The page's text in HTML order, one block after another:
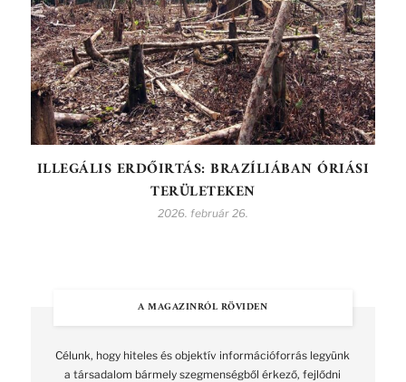
ILLEGÁLIS ERDŐIRTÁS: BRAZÍLIÁBAN ÓRIÁSI
TERÜLETEKEN
2026. február 26.
A MAGAZINRÓL RÖVIDEN
Célunk, hogy hiteles és objektív információforrás legyünk
a társadalom bármely szegmenségből érkező, fejlődni